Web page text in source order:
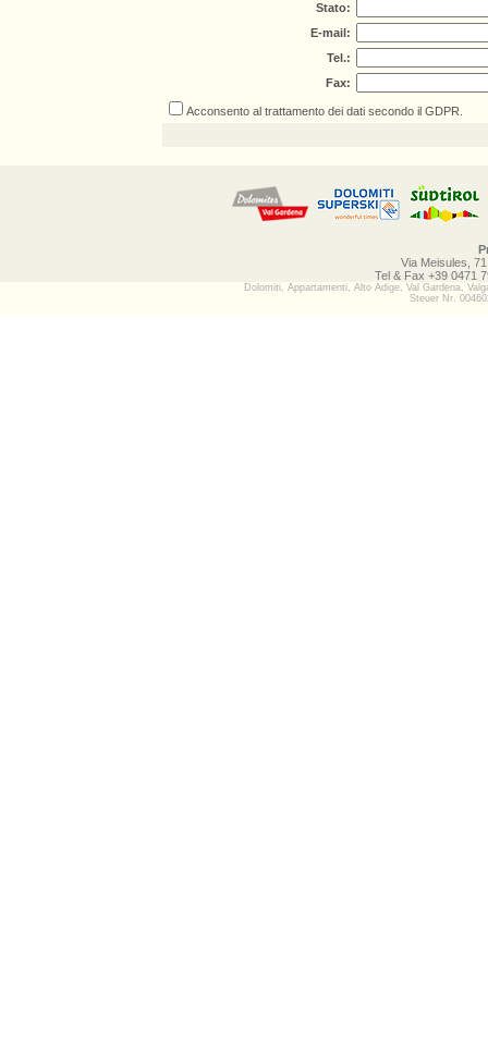
Stato:
E-mail:
Tel.:
Fax:
Acconsento al trattamento dei dati secondo il GDPR.
Via Meisules,
Tel & Fax +39 0471
Dolomiti, Appartamenti, Alto Adige, Val Gardena,
Steuer Nr.